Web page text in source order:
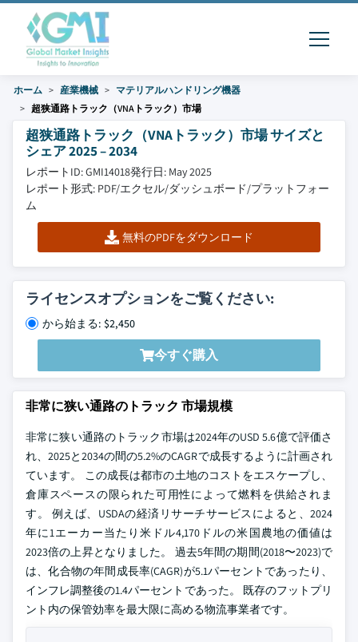
ホーム 産業機械
マテリアルハンドリング機器
超狭通路トラック（VNAトラック）市場
超狭通路トラック（VNAトラック）市場 サイズと
シェア 2025 – 2034
レポートID: GMI14018発行日: May 2025
レポート形式: PDF/エクセル/ダッシュボード/プラットフォー
ム
無料のPDFをダウンロード
ライセンスオプションをご覧ください:
から始まる: $2,450
今すぐ購入
非常に狭い通路のトラック 市場規模
非常に狭い通路のトラック市場は2024年のUSD 5.6億で評価さ
れ、2025と2034の間の5.2%のCAGRで成長するように計画され
ています。 この成長は都市の土地のコストをエスケープし、
倉庫スペースの限られた可用性によって燃料を供給されま
す。 例えば、USDAの経済リサーチサービスによると、2024
年に1エーカー当たり米ドル4,170ドルの米国農地の価値は
2023倍の上昇となりました。 過去5年間の期間(2018〜2023)で
は、化合物の年間成長率(CAGR)が5.1パーセントであったり、
インフレ調整後の1.4パーセントであった。 既存のフットプリ
ント内の保管効率を最大限に高める物流事業者です。